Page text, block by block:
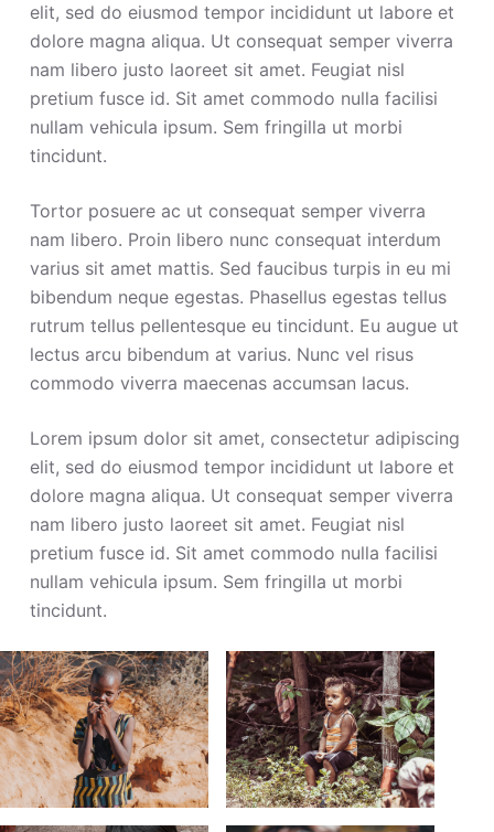
elit, sed do eiusmod tempor incididunt ut labore et
dolore magna aliqua. Ut consequat semper viverra
nam libero justo laoreet sit amet. Feugiat nisl
pretium fusce id. Sit amet commodo nulla facilisi
nullam vehicula ipsum. Sem fringilla ut morbi
tincidunt.
Tortor posuere ac ut consequat semper viverra
nam libero. Proin libero nunc consequat interdum
varius sit amet mattis. Sed faucibus turpis in eu mi
bibendum neque egestas. Phasellus egestas tellus
rutrum tellus pellentesque eu tincidunt. Eu augue ut
lectus arcu bibendum at varius. Nunc vel risus
commodo viverra maecenas accumsan lacus.
Lorem ipsum dolor sit amet, consectetur adipiscing
elit, sed do eiusmod tempor incididunt ut labore et
dolore magna aliqua. Ut consequat semper viverra
nam libero justo laoreet sit amet. Feugiat nisl
pretium fusce id. Sit amet commodo nulla facilisi
nullam vehicula ipsum. Sem fringilla ut morbi
tincidunt.